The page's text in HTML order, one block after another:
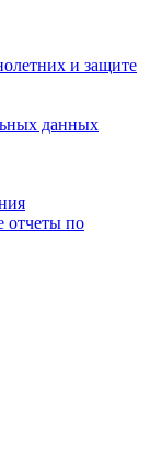
и защите
данных
отчеты по